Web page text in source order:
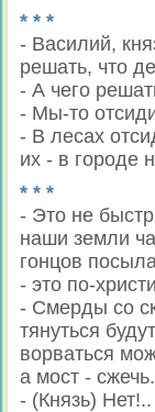
* * *
- Василий,
решать, что
- А чего
- Мы-то
- В лесах
их - в городе
* * *
- Это не
наши земли
гонцов
- это по-
- Смерды со
тянуться
ворваться
а мост - сжечь.
- (Князь) Нет!..